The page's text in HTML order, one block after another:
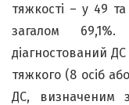
тяжкості – у 49
загалом
діагностований
тяжкого (8 осіб
ДС, визначеним